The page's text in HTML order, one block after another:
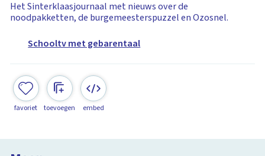
Het Sinterklaasjournaal met nieuws over de
noodpakketten, de burgemeesterspuzzel en Ozosnel.
Schooltv met gebarentaal
favoriet toevoegen embed